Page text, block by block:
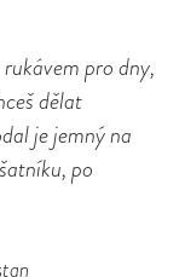
pro dny,
dělat
je jemný na
po